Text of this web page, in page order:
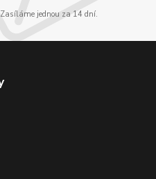
jednou za 14 dní.